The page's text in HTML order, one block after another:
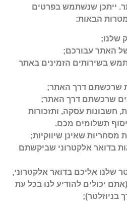
ייתכן שנשתמש בפרטים
הבאות:
שלנו;
האתר עבורכם;
בשירותים הזמינים באתר
שרכשתם דרך האתר;
שרכשתם דרך האתר;
חשבונות עסקה, ותזכורות
תשלומים מכם.
מסחריות שאינן שיווקיות;
בדואר אלקטרוני שביקשתם
שלנו אליכם בדואר אלקטרוני,
יכולים להודיע לנו בכל עת
בניוזלטר);